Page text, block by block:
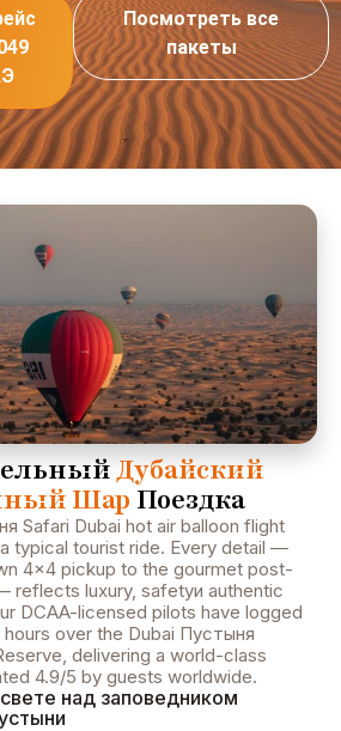
Посмотреть все
пакеты
Дубайский
Шар Поездка
Safari Dubai hot air balloon flight
typical tourist ride. Every detail —
4×4 pickup to the gourmet post-
reflects luxury, safetyи authentic
DCAA-licensed pilots have logged
over the Dubai Пустыня
delivering a world-class
4.9/5 by guests worldwide.
над заповедником